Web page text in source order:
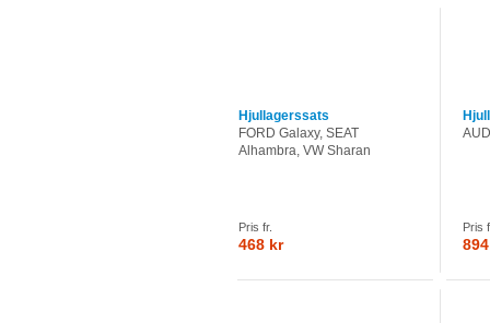
Hjullagerssats
FORD Galaxy, SEAT
Alhambra, VW Sharan
Pris fr.
468 kr
Pris